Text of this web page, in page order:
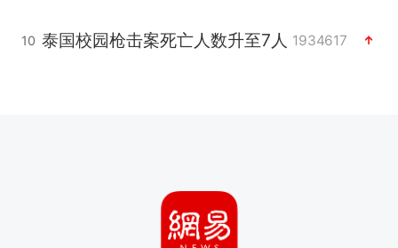
10 泰国校园枪击案死亡人数升至7人 1934617